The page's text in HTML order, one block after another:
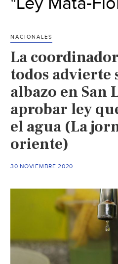
NACIONALES
La
todos advierte
albazo en San
aprobar ley
el agua (La
oriente)
30 NOVIEMBRE 2020